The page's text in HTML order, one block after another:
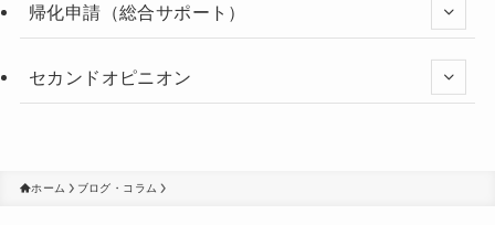
帰化申請（総合サポート）
セカンドオピニオン
ホーム ブログ・コラム